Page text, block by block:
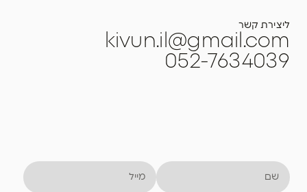
ליצירת קשר
kivun.il@gmail.com
052-7634039